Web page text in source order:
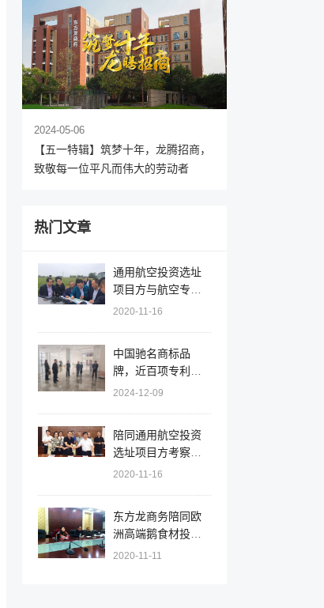
2024-05-06
【五一特辑】筑梦十年，龙腾招商，
致敬每一位平凡而伟大的劳动者
热门文章
通用航空投资选址
项目方与航空专家
组赴安徽天长调研
2020-11-16
中国驰名商标品
牌，近百项专利！
辽宁大连北黄海经
源综合利用投资选
址项目
2024-12-09
陪同通用航空投资
选址项目方考察安
徽天长市，签订百
2020-11-16
东方龙商务陪同欧
洲高端鹅食材投资
选址项目方考察江
2020-11-11